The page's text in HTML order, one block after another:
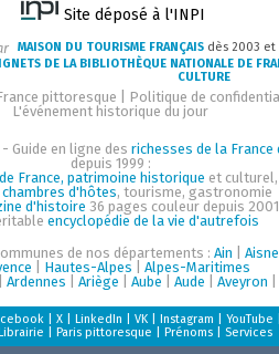
Site déposé à l'INPI
MAISON DU TOURISME FRANÇAIS dès 2003 et
DE LA BIBLIOTHÈQUE NATIONALE DE
CULTURE
pittoresque
Politique de
L'événement historique du jour
- Guide en ligne des richesses de la
depuis 1999 :
France, patrimoine historique et culturel,
d'hôtes, tourisme, gastronomie
d'histoire 36 pages couleur depuis
encyclopédie de la vie d'autrefois
de nos départements : Ain
Aisne
Hautes-Alpes
Alpes-Maritimes
Ardennes Ariège Aube Aude Aveyron
X LinkedIn VK Instagram YouTube
Paris pittoresque Prénoms Services